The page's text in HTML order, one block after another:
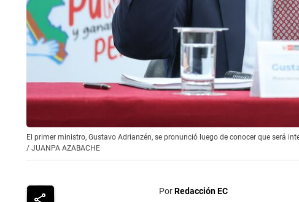
El primer ministro, Gustavo Adrianzén, se pronunció luego de conocer que será
/ JUANPA AZABACHE
PorRedacción EC